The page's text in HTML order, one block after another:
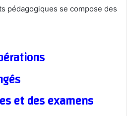
pédagogiques se compose des
et des examens